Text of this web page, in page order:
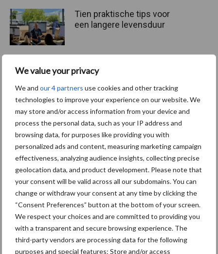
We value your privacy
We and our 4 partners use cookies and other tracking
technologies to improve your experience on our website. We
may store and/or access information from your device and
process the personal data, such as your IP address and
browsing data, for purposes like providing you with
personalized ads and content, measuring marketing campaign
effectiveness, analyzing audience insights, collecting precise
geolocation data, and product development. Please note that
your consent will be valid across all our subdomains. You can
change or withdraw your consent at any time by clicking the
“Consent Preferences” button at the bottom of your screen.
We respect your choices and are committed to providing you
with a transparent and secure browsing experience. The
third-party vendors are processing data for the following
purposes and special features: Store and/or access
Tien praktische tips voor
een langere levensduur
“Vraag naar praktische
hygieneoplossingen is in
Polen groter dan ooit”
Themapagina's
Diergezondheid Bemesting Fokkerij
Derogatie Fosfaatrechten